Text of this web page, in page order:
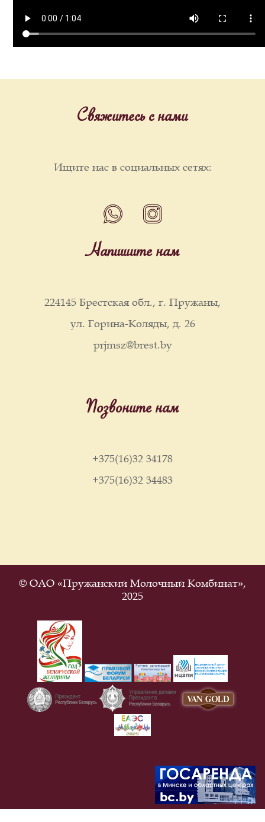
Свяжитесь с нами
Ищите нас в социальных сетях:
Напишите нам
224145 Брестская обл., г. Пружаны,
ул. Горина-Коляды, д. 26
prjmsz@brest.by
Позвоните нам
+375(16)32 34178
+375(16)32 34483
© ОАО «Пружанский Молочный Комбинат»,
2025